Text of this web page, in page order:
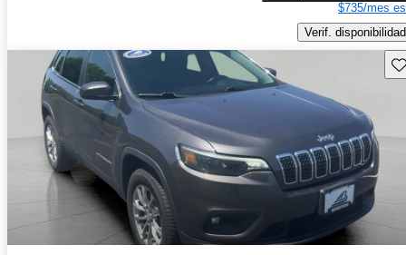
$735/mes
Verif. disponibilidad